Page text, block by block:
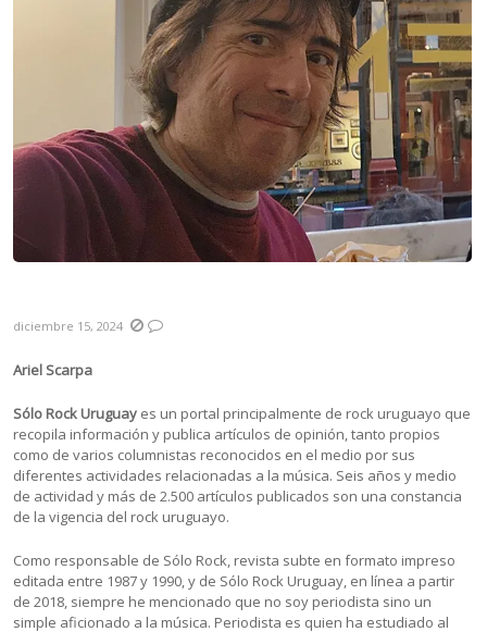
diciembre 15, 2024
Ariel Scarpa
Sólo Rock Uruguay es un portal principalmente de rock uruguayo que
recopila información y publica artículos de opinión, tanto propios
como de varios columnistas reconocidos en el medio por sus
diferentes actividades relacionadas a la música. Seis años y medio
de actividad y más de 2.500 artículos publicados son una constancia
de la vigencia del rock uruguayo.
Como responsable de Sólo Rock, revista subte en formato impreso
editada entre 1987 y 1990, y de Sólo Rock Uruguay, en línea a partir
de 2018, siempre he mencionado que no soy periodista sino un
simple aficionado a la música. Periodista es quien ha estudiado al